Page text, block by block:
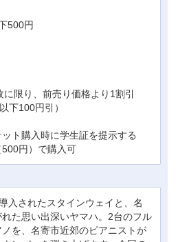
500円
に限り、前売り価格より1割引
下100円引）
ト購入時に学生証を提示する
円）で購入可
入されたスタインウェイと、名
た思い出深いヤマハ。2台のフル
を、名寄市近郊のピアニストが